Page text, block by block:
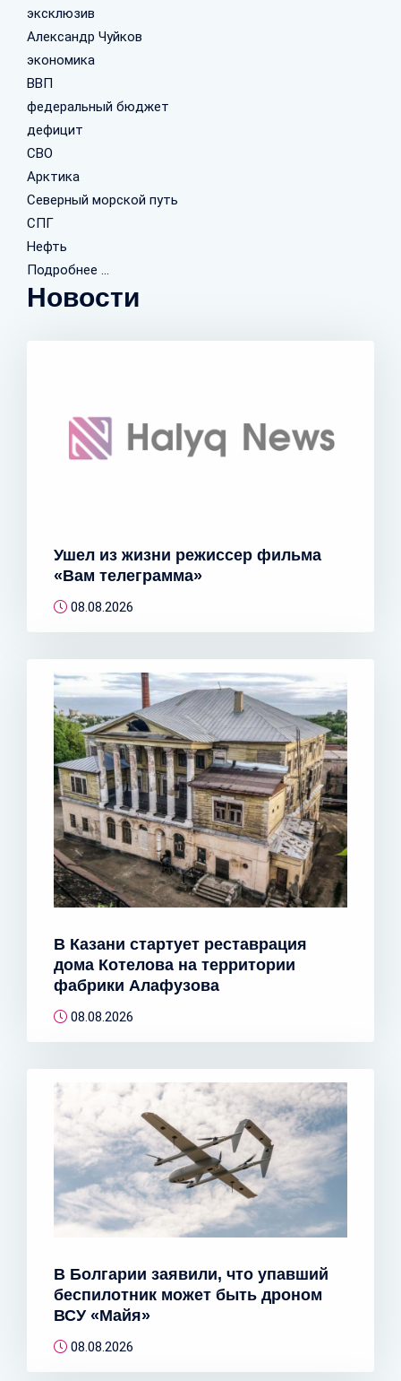
эксклюзив
Александр Чуйков
экономика
ВВП
федеральный бюджет
дефицит
СВО
Арктика
Северный морской путь
СПГ
Нефть
Подробнее ...
Новости
Ушел из жизни режиссер фильма
«Вам телеграмма»
08.08.2026
В Казани стартует реставрация
дома Котелова на территории
фабрики Алафузова
08.08.2026
В Болгарии заявили, что упавший
беспилотник может быть дроном
ВСУ «Майя»
08.08.2026